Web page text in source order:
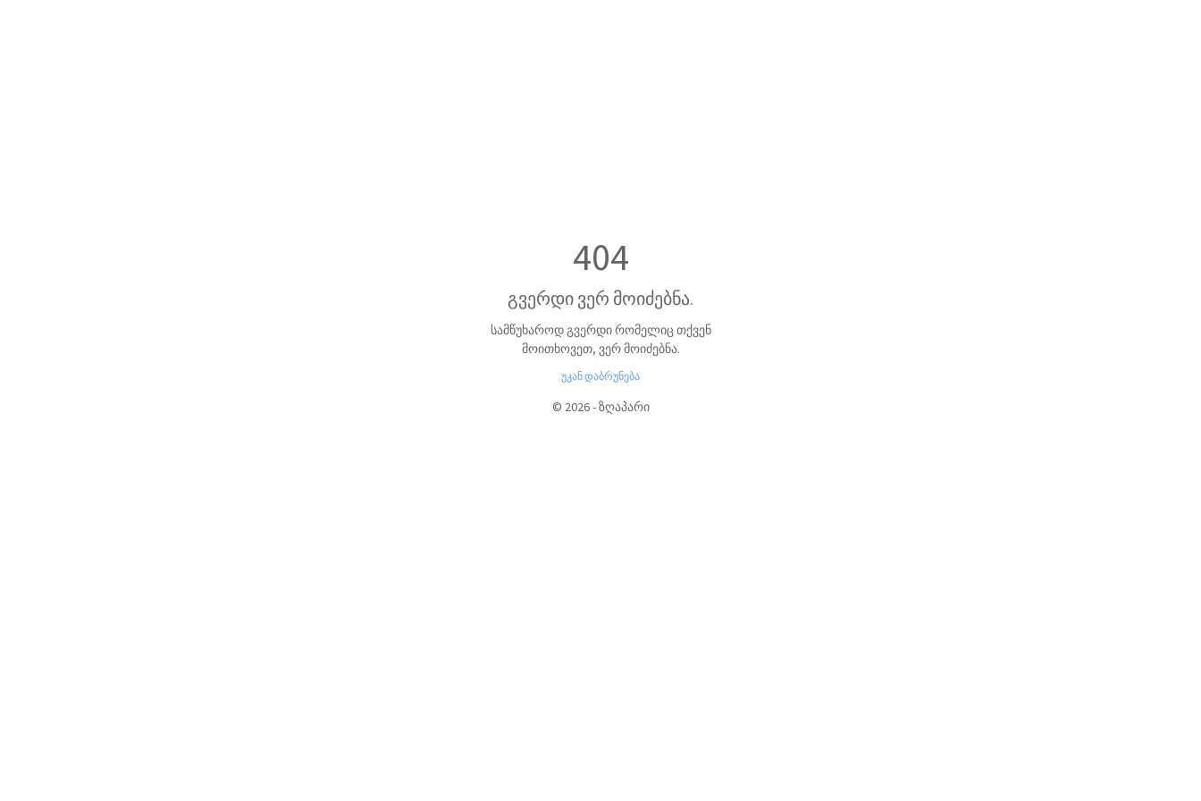
404
გვერდი ვერ მოიძებნა.
სამწუხაროდ გვერდი რომელიც თქვენ
მოითხოვეთ, ვერ მოიძებნა.
უკან დაბრუნება
© 2026-ზღაპარი